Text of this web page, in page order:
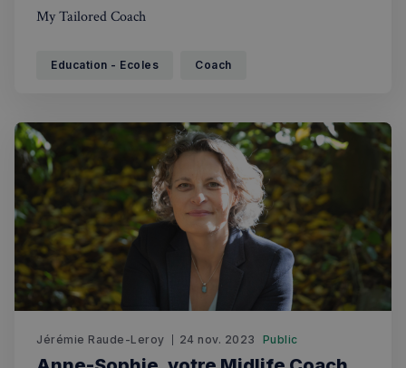
My Tailored Coach
Education - Ecoles Coach
Jérémie Raude-Leroy 24 nov. 2023 Public